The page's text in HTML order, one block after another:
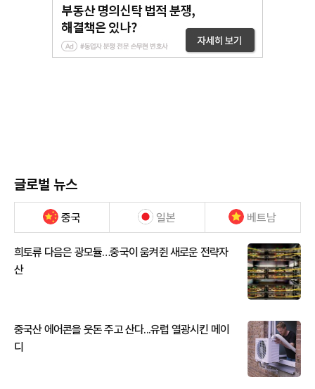
글로벌 뉴스
중국 일본 베트남
희토류 다음은 광모듈…중국이 움켜쥔 새로운 전략자
산
중국산 에어콘을 웃돈 주고 산다...유럽 열광시킨 메이
디